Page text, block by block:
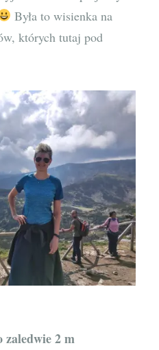
Była to wisienka na
których tutaj pod
zaledwie 2 m